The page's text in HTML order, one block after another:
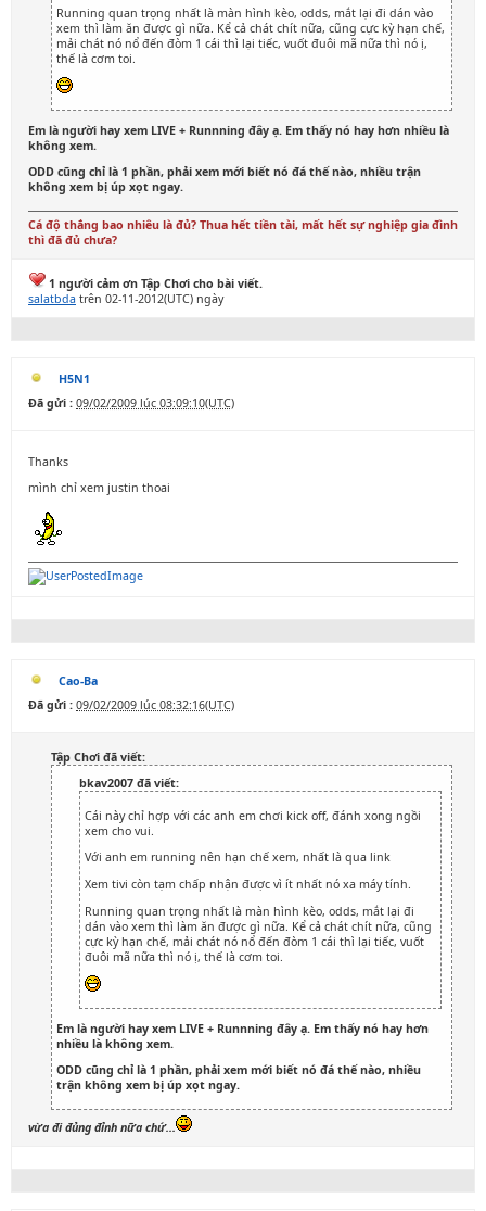
Running quan trọng nhất là màn hình kèo, odds, mắt lại đi dán vào
xem thì làm ăn được gì nữa. Kể cả chát chít nữa, cũng cực kỳ hạn chế,
mải chát nó nổ đến đòm 1 cái thì lại tiếc, vuốt đuôi mã nữa thì nó ị,
thế là cơm toi.
Em là người hay xem LIVE + Runnning đây ạ. Em thấy nó hay hơn nhiều là
không xem.
ODD cũng chỉ là 1 phần, phải xem mới biết nó đá thế nào, nhiều trận
không xem bị úp xọt ngay.
Cá độ thắng bao nhiêu là đủ? Thua hết tiền tài, mất hết sự nghiệp gia đình
thì đã đủ chưa?
1 người cảm ơn Tập Chơi cho bài viết.
salatbda trên 02-11-2012(UTC) ngày
H5N1
Đã gửi : 09/02/2009 lúc 03:09:10(UTC)
Thanks
mình chỉ xem justin thoai
Cao-Ba
Đã gửi : 09/02/2009 lúc 08:32:16(UTC)
Tập Chơi đã viết:
bkav2007 đã viết:
Cái này chỉ hợp với các anh em chơi kick off, đánh xong ngồi
xem cho vui.
Với anh em running nên hạn chế xem, nhất là qua link
Xem tivi còn tạm chấp nhận được vì ít nhất nó xa máy tính.
Running quan trọng nhất là màn hình kèo, odds, mắt lại đi
dán vào xem thì làm ăn được gì nữa. Kể cả chát chít nữa, cũng
cực kỳ hạn chế, mải chát nó nổ đến đòm 1 cái thì lại tiếc, vuốt
đuôi mã nữa thì nó ị, thế là cơm toi.
Em là người hay xem LIVE + Runnning đây ạ. Em thấy nó hay hơn
nhiều là không xem.
ODD cũng chỉ là 1 phần, phải xem mới biết nó đá thế nào, nhiều
trận không xem bị úp xọt ngay.
vừa đi đủng đỉnh nữa chứ...